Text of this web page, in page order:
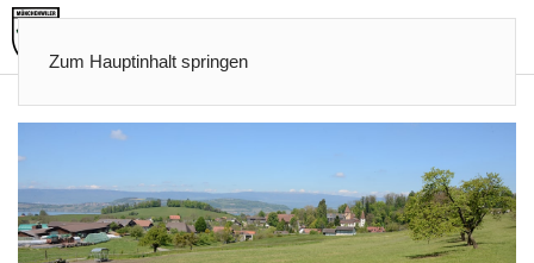
Zum Hauptinhalt springen